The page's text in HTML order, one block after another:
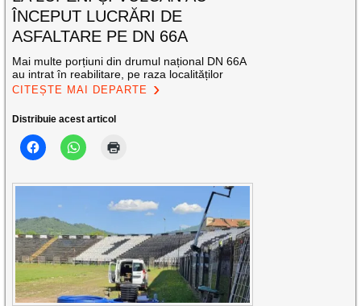
ÎNCEPUT LUCRĂRI DE
ASFALTARE PE DN 66A
Mai multe porțiuni din drumul național DN 66A
au intrat în reabilitare, pe raza localităților
CITEȘTE MAI DEPARTE
Distribuie acest articol